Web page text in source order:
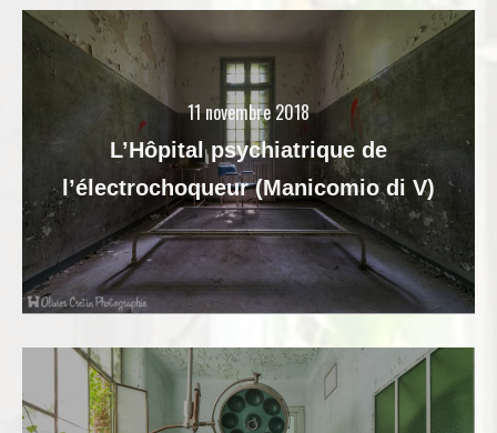
11 novembre 2018
L’Hôpital psychiatrique de
l’électrochoqueur (Manicomio di V)